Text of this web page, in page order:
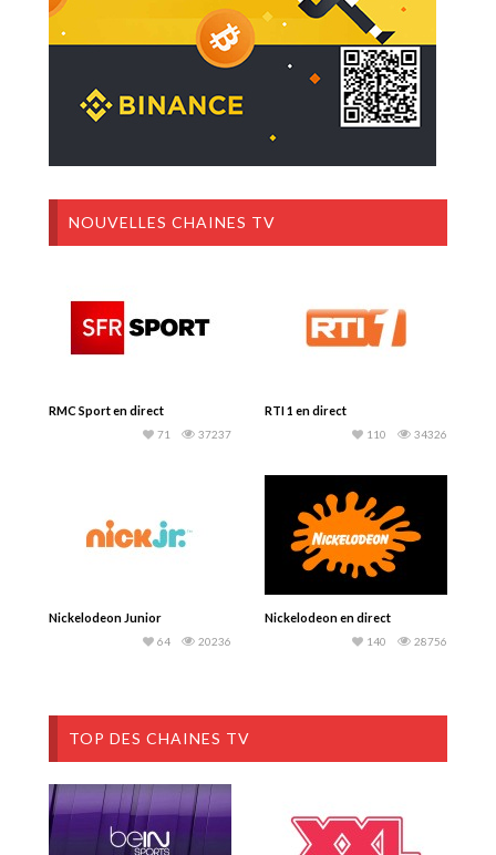
NOUVELLES CHAINES TV
RMC Sport en direct
37237
71
RTI 1 en direct
34326
110
Nickelodeon Junior
20236
64
Nickelodeon en direct
28756
140
TOP DES CHAINES TV